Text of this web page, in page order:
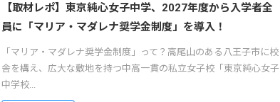
【取材レポ】東京純心女子中学、2027年度から入学者全
員に「マリア・マダレナ奨学金制度」を導入！
「マリア・マダレナ奨学金制度」って？高尾山のある八王子市に校
舎を構え、広大な敷地を持つ中高一貫の私立女子校「東京純心女子
中学校...